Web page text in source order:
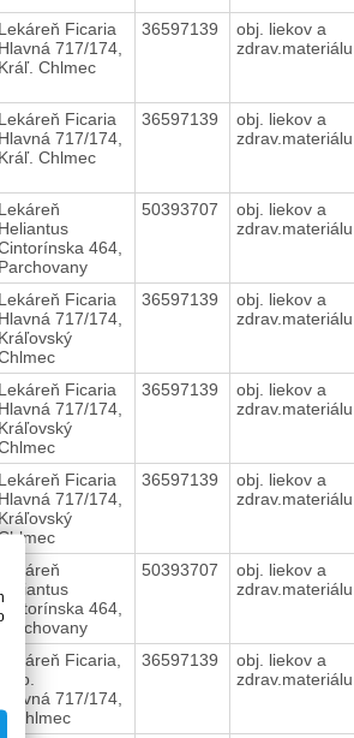
Lekáreň Ficaria
Hlavná 717/174,
Kráľ. Chlmec
36597139
obj. liekov a
zdrav.materiálu
Lekáreň Ficaria
Hlavná 717/174,
Kráľ. Chlmec
36597139
obj. liekov a
zdrav.materiálu
Lekáreň
Heliantus
464,
Parchovany
50393707
obj. liekov a
zdrav.materiálu
Lekáreň Ficaria
Hlavná 717/174,
Kráľovský
36597139
obj. liekov a
zdrav.materiálu
Lekáreň Ficaria
Hlavná 717/174,
Kráľovský
36597139
obj. liekov a
zdrav.materiálu
Lekáreň Ficaria
Hlavná 717/174,
Kráľovský
36597139
obj. liekov a
zdrav.materiálu
Lekáreň
464,
50393707
obj. liekov a
zdrav.materiálu
Lekáreň Ficaria,
s.r.o.
Hlavná 717/174,
K.Chlmec
36597139
obj. liekov a
zdrav.materiálu